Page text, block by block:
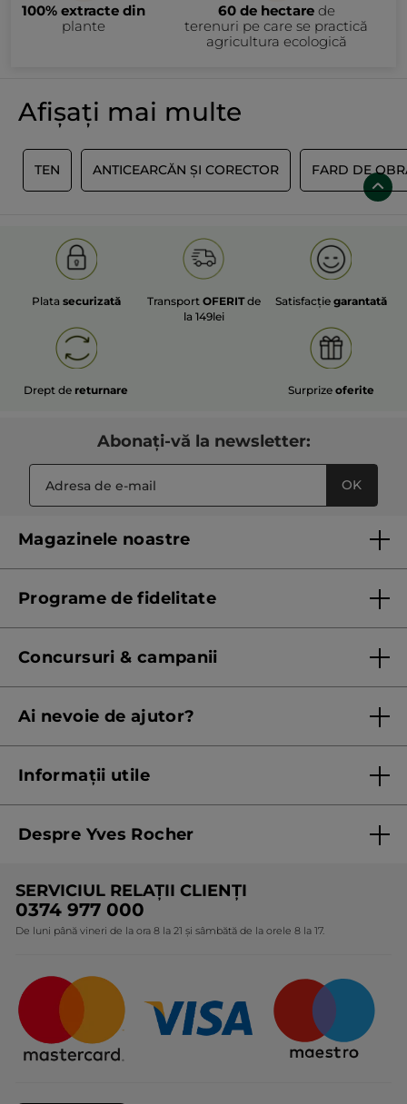
100% extracte din
plante
60 de hectarede
terenuri pe care se practică
agricultura ecologică
Afișați mai multe
TEN ANTICEARCĂN ȘI CORECTOR FARD DE
Plata securizată Transport OFERITde
la 149lei
Satisfacțiegarantată
Drept de returnare Surprize oferite
Abonați-vă la newsletter:
OK
Magazinele noastre
Programe de fidelitate
Concursuri & campanii
Listă prețuri standard
Ai nevoie de ajutor?
Informații utile
Termeni și condiții pentru vanzarea la distanță a
Politica de confidențialitate
Protecția Consumatorilor - A.N.P.C.
Despre Yves Rocher
Expertiza noastră botanică
Angajamentele noastre
Întrebări frecvente
SERVICIUL RELAȚII CLIENȚI
0374 977 000
De luni până vineri de la ora 8 la 21 și sâmbătă de la orele 8 la 17.